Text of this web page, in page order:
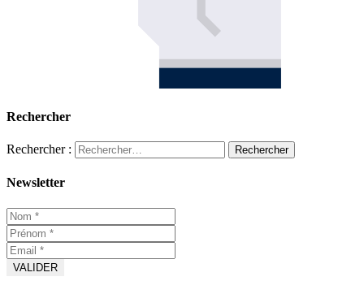
Rechercher
Rechercher :
Newsletter